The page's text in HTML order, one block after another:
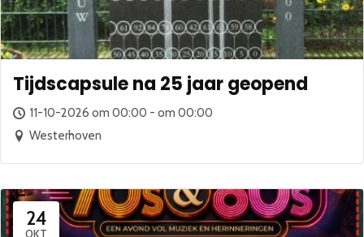
Tijdscapsule na 25 jaar geopend
11-10-2026 om 00:00 - om 00:00
Westerhoven
24
OKT